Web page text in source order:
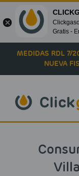
Skip to main
MEDIDAS RDL 7/
NUEVA
Gratis -